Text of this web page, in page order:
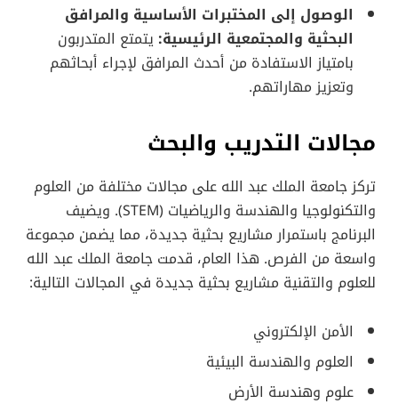
الوصول إلى المختبرات الأساسية والمرافق
البحثية والمجتمعية الرئيسية: يتمتع المتدربون
بامتياز الاستفادة من أحدث المرافق لإجراء أبحاثهم
وتعزيز مهاراتهم.
مجالات التدريب والبحث
تركز جامعة الملك عبد الله على مجالات مختلفة من العلوم
والتكنولوجيا والهندسة والرياضيات (STEM). ويضيف
البرنامج باستمرار مشاريع بحثية جديدة، مما يضمن مجموعة
واسعة من الفرص. هذا العام، قدمت جامعة الملك عبد الله
للعلوم والتقنية مشاريع بحثية جديدة في المجالات التالية:
الأمن الإلكتروني
العلوم والهندسة البيئية
علوم وهندسة الأرض